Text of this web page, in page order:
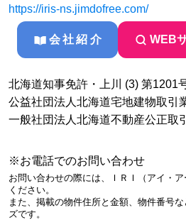
https://iris-ns.jimdofree.com/
会社紹介 WEB
北海道知事免許・上川 (3) 第1201
公益社団法人北海道宅地建物取引
一般社団法人北海道不動産公正取
※お電話でのお問い合わせ
お問い合わせの際には、ＩＲＩ（アイ・
ください。
また、掲載の物件住所と金額、物件番号
ズです。